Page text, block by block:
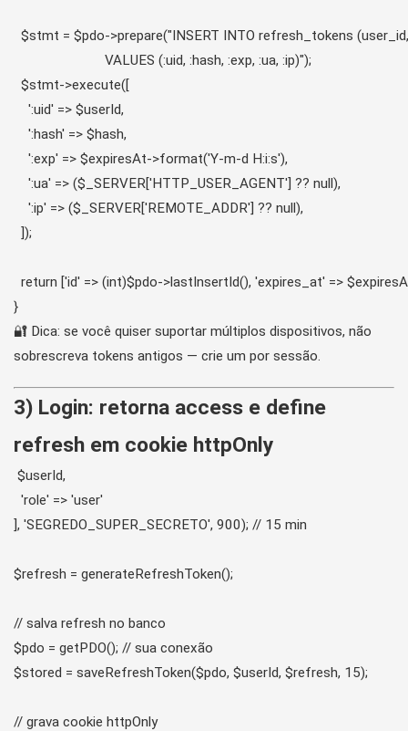
$stmt = $pdo->prepare("INSERT INTO refresh_tokens (user_id,
                         VALUES (:uid, :hash, :exp, :ua, :ip)");
  $stmt->execute([
    ':uid' => $userId,
    ':hash' => $hash,
    ':exp' => $expiresAt->format('Y-m-d H:i:s'),
    ':ua' => ($_SERVER['HTTP_USER_AGENT'] ?? null),
    ':ip' => ($_SERVER['REMOTE_ADDR'] ?? null),
  ]);
return ['id' => (int)$pdo->lastInsertId(), 'expires_at' =>
🔐 Dica: se você quiser suportar múltiplos dispositivos, não
sobrescreva tokens antigos — crie um por sessão.
3) Login: retorna access e define
refresh em cookie httpOnly
$userId,
  'role' => 'user'
], 'SEGREDO_SUPER_SECRETO', 900); // 15 min
$refresh = generateRefreshToken();
// salva refresh no banco
$pdo = getPDO(); // sua conexão
$stored = saveRefreshToken($pdo, $userId, $refresh, 15);
// grava cookie httpOnly